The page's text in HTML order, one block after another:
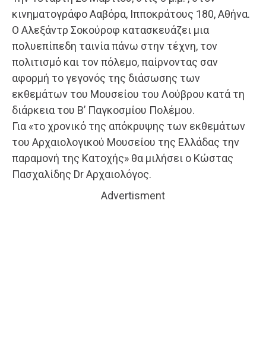
κινηματογράφο Ααβόρα, Ιπποκράτους 180, Αθήνα.
Ο Αλεξάντρ Σοκούροφ κατασκευάζει μια
πολυεπίπεδη ταινία πάνω στην τέχνη, τον
πολιτισμό και τον πόλεμο, παίρνοντας σαν
αφορμή το γεγονός της διάσωσης των
εκθεμάτων του Μουσείου του Λούβρου κατά τη
διάρκεια του Β’ Παγκοσμίου Πολέμου.
Για «το χρονικό της απόκρυψης των εκθεμάτων
του Αρχαιολογικού Μουσείου της Ελλάδας την
παραμονή της Κατοχής» θα μιλήσει ο Κώστας
Πασχαλίδης Dr Αρχαιολόγος.
Advertisment